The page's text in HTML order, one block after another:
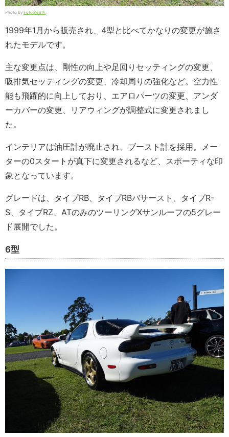
Photo by FotoSleuth
1999年1月から販売され、4型と比べてかなりの変更が施さ
れたモデルです。
主な変更点は、剛性の向上や足回りセッティングの変更、
吸排気セッティングの変更、冷却周りの強化など。空力性
能も飛躍的に向上しており、エアロパーツの変更、アンダ
ーカバーの変更、リアウィングが調整式に変更されまし
た。
インテリアは油圧計が廃止され、ブースト計を採用。メー
ターの0スタートが真下に変更されるなど、スポーティな印
象となっています。
グレードは、タイプRB、タイプRBバサースト、タイプR-
S、タイプRZ、ATのみのツーリングXサンルーフの5グレー
ド展開でした。
6型